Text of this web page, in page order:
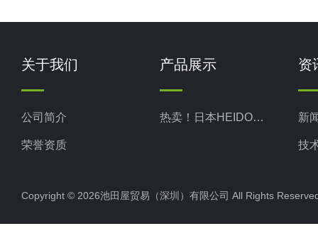
关于我们
公司简介
荣誉资质
产品展示
热卖！日本HEIDON新东科学
资
新
技
Copyright © 2026池田屋贸易（深圳）有限公司 All Rights